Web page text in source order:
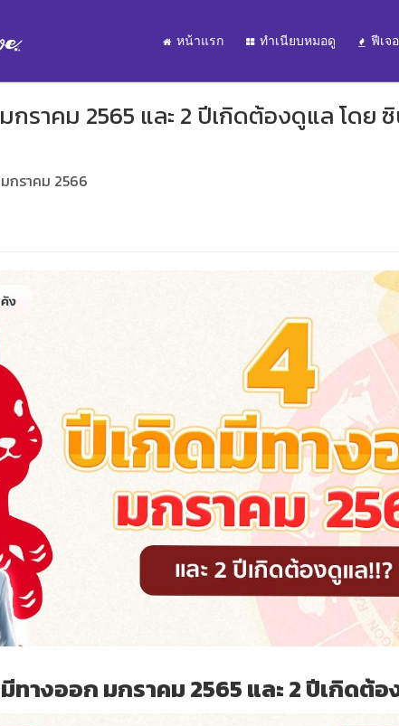
หน้าแรก ทำเนียบหมอดู ฟีเจ
ราคม 2565 และ 2 ปีเกิดต้องดูแล โดย
กราคม 2566
ทางออก มกราคม 2565 และ 2 ปีเกิดต้